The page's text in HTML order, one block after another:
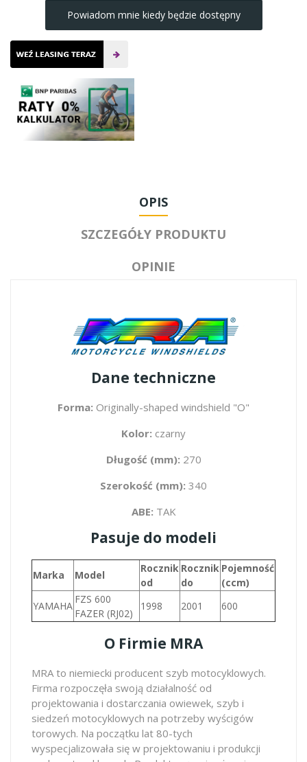
Powiadom mnie kiedy będzie dostępny
OPIS
SZCZEGÓŁY PRODUKTU
OPINIE
Dane techniczne
Forma: Originally-shaped windshield "O"
Kolor: czarny
Długość (mm): 270
Szerokość (mm): 340
ABE: TAK
Pasuje do modeli
Marka Model
Rocznik
od
Rocznik
do
Pojemność
(ccm)
YAMAHA
FZS 600
FAZER (RJ02)
1998 2001 600
O Firmie MRA
MRA to niemiecki producent szyb motocyklowych.
Firma rozpoczęła swoją działalność od
projektowania i dostarczania owiewek, szyb i
siedzeń motocyklowych na potrzeby wyścigów
torowych. Na początku lat 80-tych
wyspecjalizowała się w projektowaniu i produkcji